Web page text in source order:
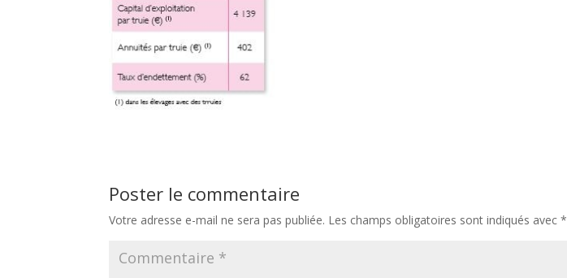
Poster le commentaire
Votre adresse e-mail ne sera pas publiée. Les champs obligatoires sont indiqués avec*